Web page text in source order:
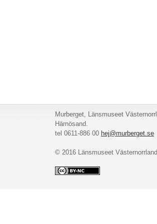
Murberget, Länsmuseet
Härnösand.
tel 0611-886 00 hej@murberget.se
© 2016 Länsmuseet Västernorrland